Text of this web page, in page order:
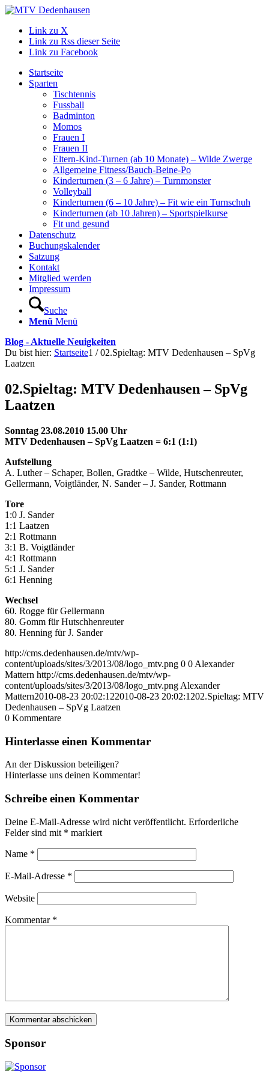
Link zu X
Link zu Rss dieser Seite
Link zu Facebook
Startseite
Sparten
Tischtennis
Fussball
Badminton
Momos
Frauen I
Frauen II
Eltern-Kind-Turnen (ab 10 Monate) – Wilde Zwerge
Allgemeine Fitness/Bauch-Beine-Po
Kinderturnen (3 – 6 Jahre) – Turnmonster
Volleyball
Kinderturnen (6 – 10 Jahre) – Fit wie ein Turnschuh
Kinderturnen (ab 10 Jahren) – Sportspielkurse
Fit und gesund
Datenschutz
Buchungskalender
Satzung
Kontakt
Mitglied werden
Impressum
Suche
Menü Menü
Blog - Aktuelle Neuigkeiten
Du bist hier: Startseite1 / 02.Spieltag: MTV Dedenhausen – SpVg
Laatzen
02.Spieltag: MTV Dedenhausen – SpVg
Laatzen
Sonntag 23.08.2010 15.00 Uhr
MTV Dedenhausen – SpVg Laatzen = 6:1 (1:1)
Aufstellung
A. Luther – Schaper, Bollen, Gradtke – Wilde, Hutschenreuter,
Gellermann, Voigtländer, N. Sander – J. Sander, Rottmann
Tore
1:0 J. Sander
1:1 Laatzen
2:1 Rottmann
3:1 B. Voigtländer
4:1 Rottmann
5:1 J. Sander
6:1 Henning
Wechsel
60. Rogge für Gellermann
80. Gomm für Hutschhenreuter
80. Henning für J. Sander
http://cms.dedenhausen.de/mtv/wp-
content/uploads/sites/3/2013/08/logo_mtv.png 0 0 Alexander
Mattern http://cms.dedenhausen.de/mtv/wp-
content/uploads/sites/3/2013/08/logo_mtv.png Alexander
Mattern2010-08-23 20:02:122010-08-23 20:02:1202.Spieltag: MTV
Dedenhausen – SpVg Laatzen
0 Kommentare
Hinterlasse einen Kommentar
An der Diskussion beteiligen?
Hinterlasse uns deinen Kommentar!
Schreibe einen Kommentar
Deine E-Mail-Adresse wird nicht veröffentlicht. Erforderliche
Felder sind mit * markiert
Name *
E-Mail-Adresse *
Website
Kommentar *
Sponsor